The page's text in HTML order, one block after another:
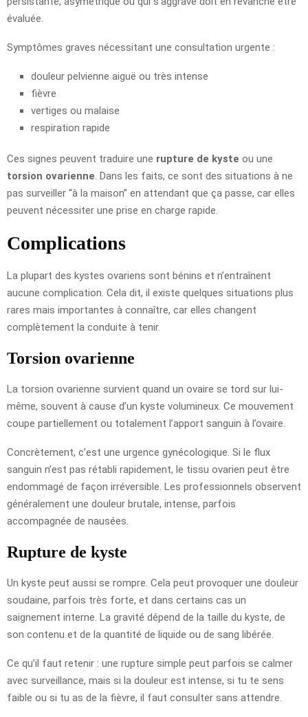
évaluée.
Symptômes graves nécessitant une consultation urgente :
douleur pelvienne aiguë ou très intense
fièvre
vertiges ou malaise
respiration rapide
Ces signes peuvent traduire une rupture de kyste ou une
torsion ovarienne . Dans les faits, ce sont des situations à ne
pas surveiller “à la maison” en attendant que ça passe, car elles
peuvent nécessiter une prise en charge rapide.
Complications
La plupart des kystes ovariens sont bénins et n’entraînent
aucune complication. Cela dit, il existe quelques situations plus
rares mais importantes à connaître, car elles changent
complètement la conduite à tenir.
Torsion ovarienne
La torsion ovarienne survient quand un ovaire se tord sur lui-
même, souvent à cause d’un kyste volumineux. Ce mouvement
coupe partiellement ou totalement l’apport sanguin à l’ovaire.
Concrètement, c’est une urgence gynécologique. Si le flux
sanguin n’est pas rétabli rapidement, le tissu ovarien peut être
endommagé de façon irréversible. Les professionnels observent
généralement une douleur brutale, intense, parfois
accompagnée de nausées.
Rupture de kyste
Un kyste peut aussi se rompre. Cela peut provoquer une douleur
soudaine, parfois très forte, et dans certains cas un
saignement interne. La gravité dépend de la taille du kyste, de
son contenu et de la quantité de liquide ou de sang libérée.
Ce qu’il faut retenir : une rupture simple peut parfois se calmer
avec surveillance, mais si la douleur est intense, si tu te sens
faible ou si tu as de la fièvre, il faut consulter sans attendre.